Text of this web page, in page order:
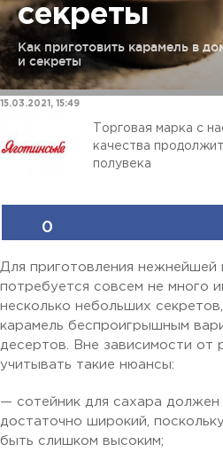
секреты
Как приготовить карамель в
и секреты
15.03.2021, 15:49
Торговая марка с
качества
полувека
0
Для приготовления нежнейшей
потребуется совсем не много
несколько небольших
карамель беспроигрышным
десертов. Вне зависимости от
учитывать такие нюансы:
— сотейник для сахара
достаточно широкий,
быть слишком высоким;